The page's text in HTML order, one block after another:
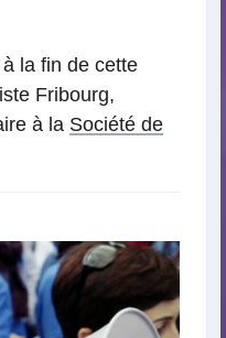
la fin de cette
Fribourg,
à la Société de